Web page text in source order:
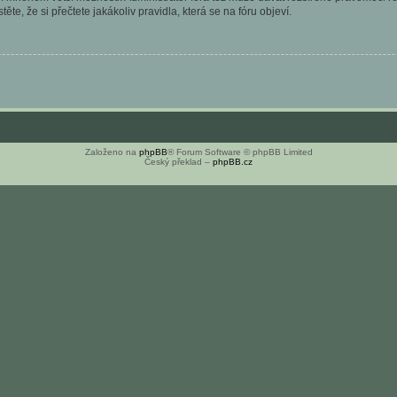
že si přečtete jakákoliv pravidla, která se na fóru objeví.
Založeno na phpBB® Forum Software © phpBB Limited
Český překlad – phpBB.cz